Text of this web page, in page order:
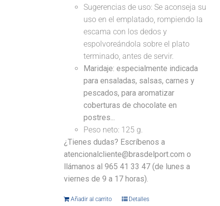
Sugerencias de uso: Se aconseja su
uso en el emplatado, rompiendo la
escama con los dedos y
espolvoreándola sobre el plato
terminado, antes de servir.
Maridaje: especialmente indicada
para ensaladas, salsas, carnes y
pescados, para aromatizar
coberturas de chocolate en
postres...
Peso neto: 125 g.
¿Tienes dudas? Escríbenos a
atencionalcliente@brasdelport.com o
llámanos al 965 41 33 47 (de lunes a
viernes de 9 a 17 horas).
Añadir al carrito Detalles